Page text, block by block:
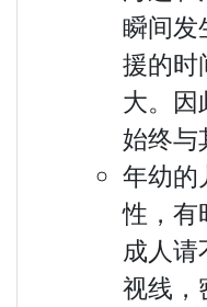
瞬间发
援的时
大。因
始终与
年幼的
性，有
成人
视线，